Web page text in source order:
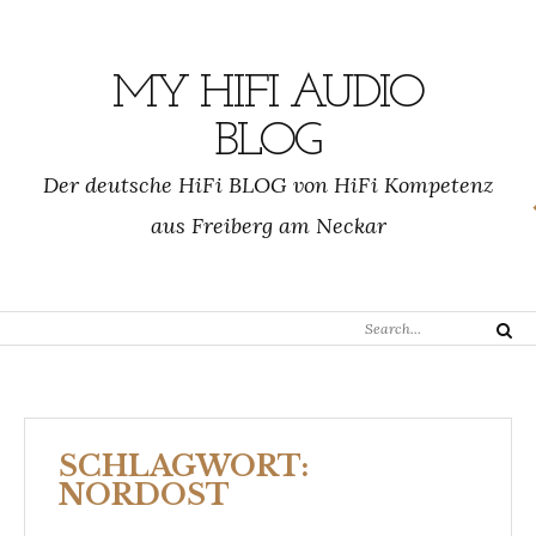
MY HIFI AUDIO
BLOG
Der deutsche HiFi BLOG von HiFi Kompetenz
aus Freiberg am Neckar
Search
Search
SCHLAGWORT:
NORDOST